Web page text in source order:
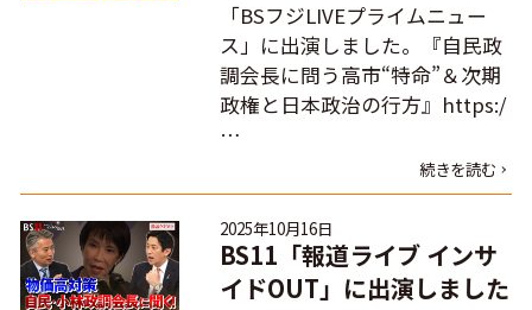
「BSフジLIVEプライムニュー
ス」に出演しました。『自民政
調会長に問う高市“特命”＆次期
政権と日本政治の行方』https:/
…
続きを読む
2025年10月16日
BS11「報道ライブ インサ
イドOUT」に出演しました